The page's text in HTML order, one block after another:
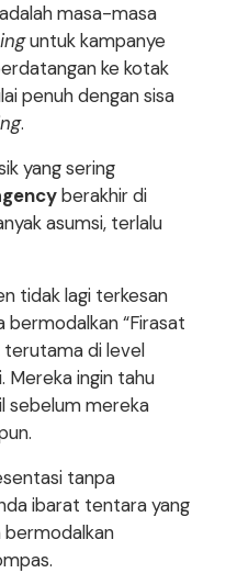
masa-masa
untuk kampanye
ke kotak
penuh dengan sisa
.
yang sering
berakhir di
asumsi, terlalu
tidak lagi terkesan
bermodalkan “Firasat
terutama di level
Mereka ingin tahu
sebelum mereka
tanpa
ibarat tentara yang
bermodalkan